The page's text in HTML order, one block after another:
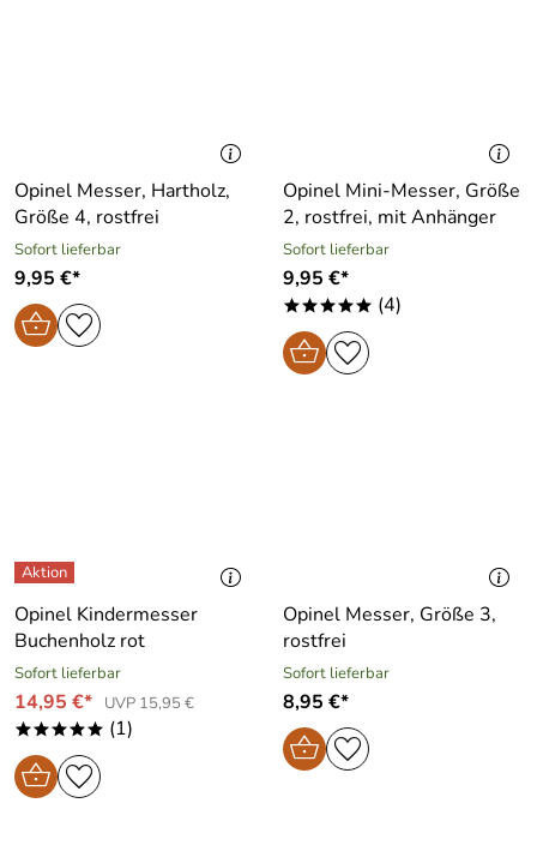
Opinel Messer, Hartholz,
Größe 4, rostfrei
Sofort lieferbar
9,95 €*
Opinel Mini-Messer, Größe
2, rostfrei, mit Anhänger
Sofort lieferbar
9,95 €*
***** (4)
Opinel Kindermesser
Buchenholz rot
Sofort lieferbar
14,95 €* UVP 15,95 €
***** (1)
Opinel Messer, Größe 3,
rostfrei
Sofort lieferbar
8,95 €*